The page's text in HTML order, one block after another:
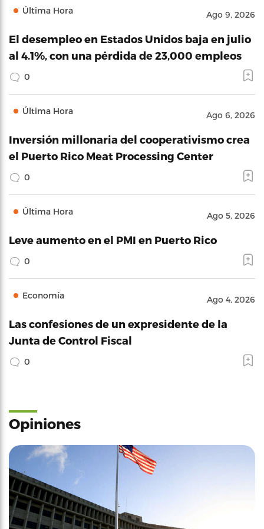
Última Hora Ago 9, 2026
El desempleo en Estados Unidos baja en julio
al 4.1%, con una pérdida de 23,000 empleos
0
Última Hora Ago 6, 2026
Inversión millonaria del cooperativismo crea
el Puerto Rico Meat Processing Center
0
Última Hora Ago 5, 2026
Leve aumento en el PMI en Puerto Rico
0
Economía Ago 4, 2026
Las confesiones de un expresidente de la
Junta de Control Fiscal
0
Opiniones